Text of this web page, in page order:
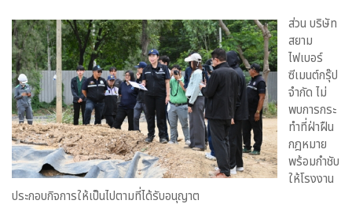
ส่วน บริษัท
สยาม
ไฟเบอร์
ซีเมนต์กรุ๊ป
จำกัด ไม่
พบการกระ
ทำที่ฝ่าฝืน
กฎหมาย
พร้อมกำชับ
ให้โรงงาน
ประกอบกิจการให้เป็นไปตามที่ได้รับอนุญาต